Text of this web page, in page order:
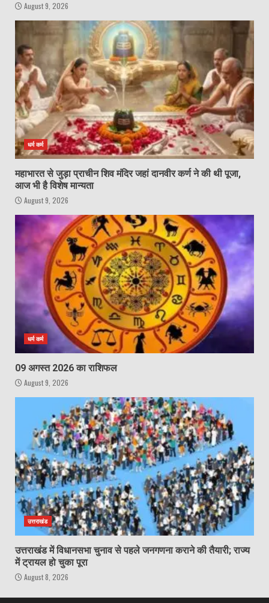
August 9, 2026
धर्म कर्म
महाभारत से जुड़ा प्राचीन शिव मंदिर जहां दानवीर कर्ण ने की थी पूजा,
आज भी है विशेष मान्यता
August 9, 2026
धर्म कर्म
09 अगस्त 2026 का राशिफल
August 9, 2026
उत्तराखंड
उत्तराखंड में विधानसभा चुनाव से पहले जनगणना कराने की तैयारी; राज्य
में ट्रायल हो चुका पूरा
August 8, 2026